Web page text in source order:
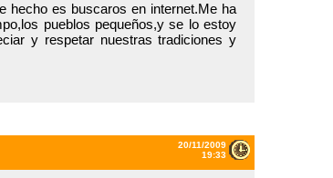
hecho es buscaros en internet.Me ha
pueblos pequeños,y se lo estoy
y respetar nuestras tradiciones y
20/11/2009
19:33